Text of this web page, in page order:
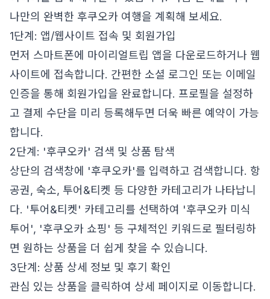
나만의 완벽한 후쿠오카 여행을 계획해 보세요.
1단계: 앱/웹사이트 접속 및 회원가입
먼저 스마트폰에 마이리얼트립 앱을 다운로드하거나 웹
사이트에 접속합니다. 간편한 소셜 로그인 또는 이메일
인증을 통해 회원가입을 완료합니다. 프로필을 설정하
고 결제 수단을 미리 등록해두면 더욱 빠른 예약이 가능
합니다.
2단계: '후쿠오카' 검색 및 상품 탐색
상단의 검색창에 '후쿠오카'를 입력하고 검색합니다. 항
공권, 숙소, 투어&티켓 등 다양한 카테고리가 나타납니
다. '투어&티켓' 카테고리를 선택하여 '후쿠오카 미식
투어', '후쿠오카 쇼핑' 등 구체적인 키워드로 필터링하
면 원하는 상품을 더 쉽게 찾을 수 있습니다.
3단계: 상품 상세 정보 및 후기 확인
관심 있는 상품을 클릭하여 상세 페이지로 이동합니다.